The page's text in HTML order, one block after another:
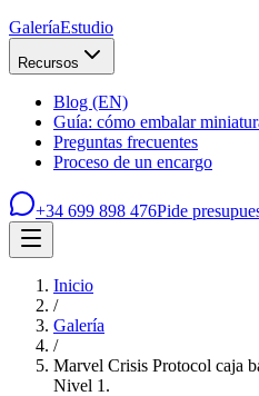
GaleríaEstudio
Recursos
Blog (EN)
Guía: cómo embalar
Preguntas frecuentes
Proceso de un encargo
+34 699 898 476Pide
Inicio
/
Galería
/
Marvel Crisis Protocol caja
Nivel 1.